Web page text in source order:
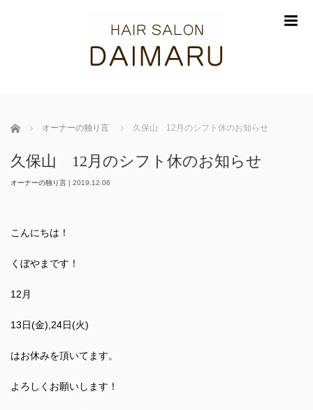
ホーム オーナーの独り言 久保山 12月のシフト休のお知らせ
久保山 12月のシフト休のお知らせ
オーナーの独り言 | 2019.12.06
こんにちは！
くぼやまです！
12月
13日(金),24日(火)
はお休みを頂いてます。
よろしくお願いします！